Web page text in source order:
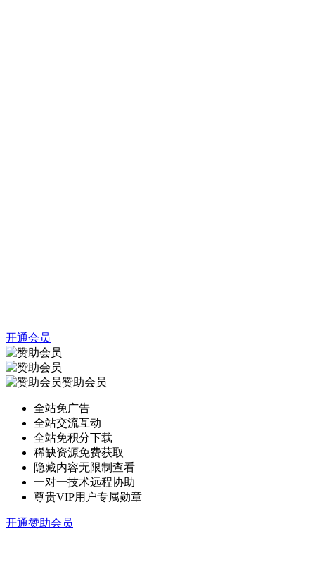
开通会员
赞助会员
全站免广告
全站交流互动
全站免积分下载
稀缺资源免费获取
隐藏内容无限制查看
一对一技术远程协助
尊贵VIP用户专属勋章
开通赞助会员